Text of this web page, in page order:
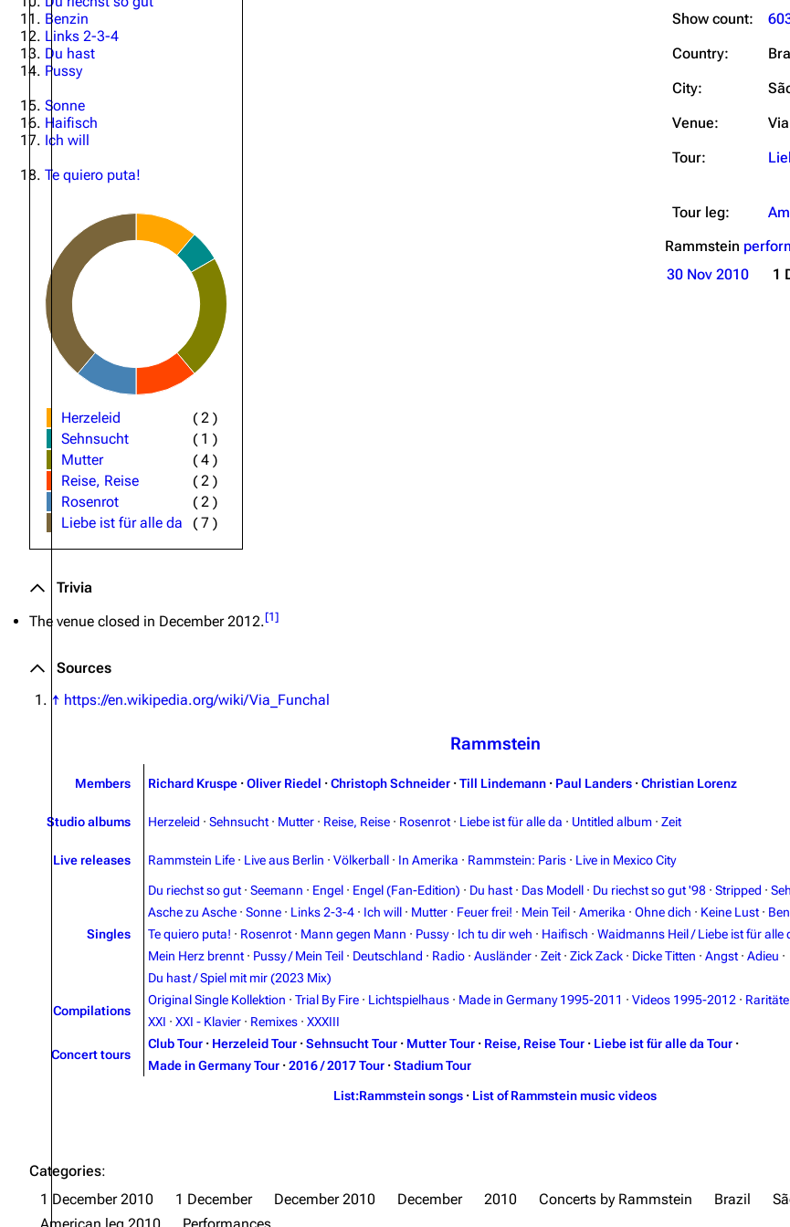
Oliver Riedel
Christoph Schneider
Paul Landers
Show count:
Country:
City:
Venue:
Tour:
Tour leg:
Rammstein
30 Nov 2010
1
Benzin
Links 2-3-4
Du hast
Pussy
Sonne
Haifisch
Ich will
Te quiero puta!
Herzeleid (2 )
Sehnsucht
( 1 )
Mutter
(4 )
Reise, Reise
(2 )
Rosenrot
(2 )
Liebe ist für alle da
(7 )
Trivia
The venue closed in December 2012.[1]
Sources
↑ https://en.wikipedia.org/wiki/Via_Funchal
Rammstein
Members Richard Kruspe · Oliver Riedel · Christoph Schneider · Till Lindemann · Paul Landers · Christian Lorenz
Studio albums Herzeleid · Sehnsucht · Mutter · Reise, Reise · Rosenrot · Liebe ist für alle da · Untitled album · Zeit
Live releases Rammstein Life · Live aus Berlin · Völkerball · In Amerika · Rammstein: Paris · Live in Mexico City
Singles
Du riechst so gut · Seemann · Engel · Engel (Fan-Edition) · Du hast · Das Modell · Du riechst so gut '98 · Stripped ·
Asche zu Asche · Sonne · Links 2-3-4 · Ich will · Mutter · Feuer frei! · Mein Teil · Amerika · Ohne dich · Keine Lust ·
Te quiero puta! · Rosenrot · Mann gegen Mann · Pussy · Ich tu dir weh · Haifisch · Waidmanns Heil / Liebe ist für alle
Mein Herz brennt · Pussy / Mein Teil · Deutschland · Radio · Ausländer · Zeit · Zick Zack · Dicke Titten · Angst · Adieu ·
Du hast / Spiel mit mir (2023 Mix)
Compilations
Original Single Kollektion · Trial By Fire · Lichtspielhaus · Made in Germany 1995-2011 · Videos 1995-2012 ·
XXI · XXI - Klavier · Remixes · XXXIII
Concert tours
Club Tour · Herzeleid Tour · Sehnsucht Tour · Mutter Tour · Reise, Reise Tour · Liebe ist für alle da Tour ·
Made in Germany Tour · 2016 / 2017 Tour · Stadium Tour
List:Rammstein songs · List of Rammstein music videos
Categories:
1 December 2010
1 December December 2010 December 2010 Concerts by Rammstein Brazil